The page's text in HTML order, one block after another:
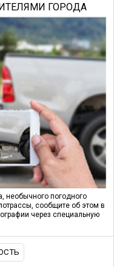
ГОРОДА
необычного погодного
сообщите об этом в
через специальную